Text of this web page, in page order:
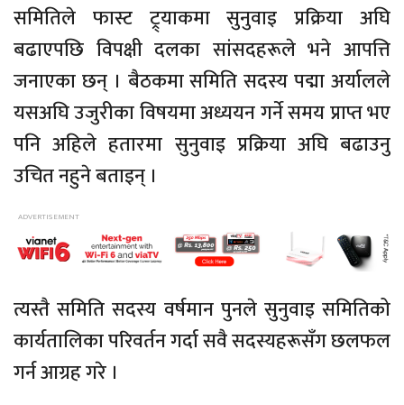
समितिले फास्ट ट्र्याकमा सुनुवाइ प्रक्रिया अघि
बढाएपछि विपक्षी दलका सांसदहरूले भने आपत्ति
जनाएका छन् । बैठकमा समिति सदस्य पद्मा अर्यालले
यसअघि उजुरीका विषयमा अध्ययन गर्ने समय प्राप्त भए
पनि अहिले हतारमा सुनुवाइ प्रक्रिया अघि बढाउनु
उचित नहुने बताइन् ।
त्यस्तै समिति सदस्य वर्षमान पुनले सुनुवाइ समितिको
कार्यतालिका परिवर्तन गर्दा सवै सदस्यहरूसँग छलफल
गर्न आग्रह गरे ।